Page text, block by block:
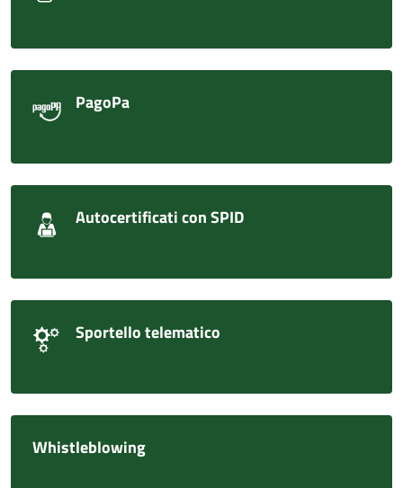
PagoPa
Autocertificati con SPID
Sportello telematico
Whistleblowing